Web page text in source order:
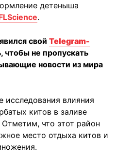
детеныша
.
свой Telegram-
чтобы не пропускать
новости из мира
исследования влияния
китов в заливе
что этот район
место отдыха китов и